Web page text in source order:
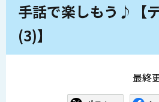
か
手話で楽しもう♪【
(3)】
最終